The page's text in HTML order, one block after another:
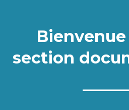
section